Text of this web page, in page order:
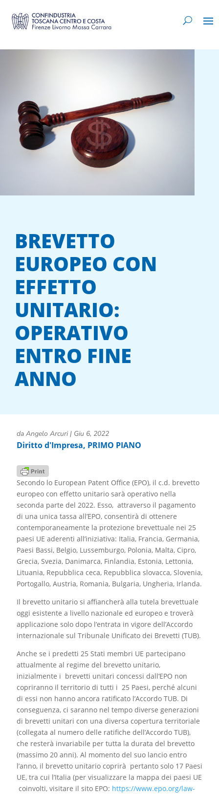
BREVETTO
EUROPEO CON
EFFETTO
UNITARIO:
OPERATIVO
ENTRO FINE
ANNO
da Angelo Arcuri| Giu 6, 2022
Diritto d'Impresa, PRIMO PIANO
Secondo lo European Patent Office (EPO), il c.d. brevetto
europeo con effetto unitario sarà operativo nella
seconda parte del 2022. Esso, attraverso il pagamento
di una unica tassa all’EPO, consentirà di ottenere
contemporaneamente la protezione brevettuale nei 25
paesi UE aderenti all’iniziativa: Italia, Francia, Germania,
Paesi Bassi, Belgio, Lussemburgo, Polonia, Malta, Cipro,
Grecia, Svezia, Danimarca, Finlandia, Estonia, Lettonia,
Lituania, Repubblica ceca, Repubblica slovacca, Slovenia,
Portogallo, Austria, Romania, Bulgaria, Ungheria, Irlanda.
Il brevetto unitario si affiancherà alla tutela brevettuale
oggi esistente a livello nazionale ed europeo e troverà
applicazione solo dopo l’entrata in vigore dell’Accordo
internazionale sul Tribunale Unificato dei Brevetti (TUB).
Anche se i predetti 25 Stati membri UE partecipano
attualmente al regime del brevetto unitario,
inizialmente i brevetti unitari concessi dall’EPO non
copriranno il territorio di tutti i 25 Paesi, perché alcuni
di essi non hanno ancora ratificato l’Accordo TUB. Di
conseguenza, ci saranno nel tempo diverse generazioni
di brevetti unitari con una diversa copertura territoriale
(collegata al numero delle ratifiche dell’Accordo TUB),
che resterà invariabile per tutta la durata del brevetto
(massimo 20 anni). Al momento del suo lancio entro
l’anno, il brevetto unitario coprirà pertanto solo 17 Paesi
UE, tra cui l’Italia (per visualizzare la mappa dei paesi UE
coinvolti, visitare il sito EPO: https://www.epo.org/law-